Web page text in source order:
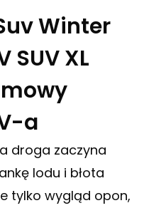
Winter
SUV XL
a
droga zaczyna
lodu i błota
tylko wygląd opon,